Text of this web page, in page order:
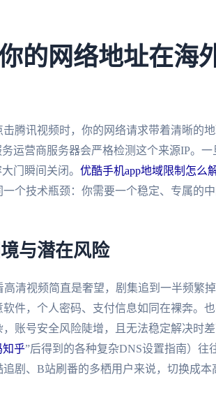
的网络地址在海
腾讯视频时，你的网络请求带着清晰的
运营商服务器会严格检测这个来源IP。一
门瞬间关闭。 优酷手机app地域限制怎么
个技术瓶颈：你需要一个稳定、专属的
与潜在风险
清视频简直是奢望，剧集追到一半频繁
件，个人密码、支付信息如同在裸奔。
账号安全风险陡增，且无法稳定解决时
知乎”后得到的各种复杂DNS设置指南）往
剧、B站刷番的多栖用户来说，切换成本